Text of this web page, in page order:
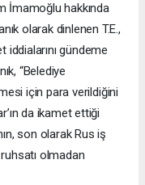
İmamoğlu hakkında
olarak dinlenen T.E.,
iddialarını gündeme
“Belediye
için para verildiğini
da ikamet ettiği
son olarak Rus iş
ruhsatı olmadan